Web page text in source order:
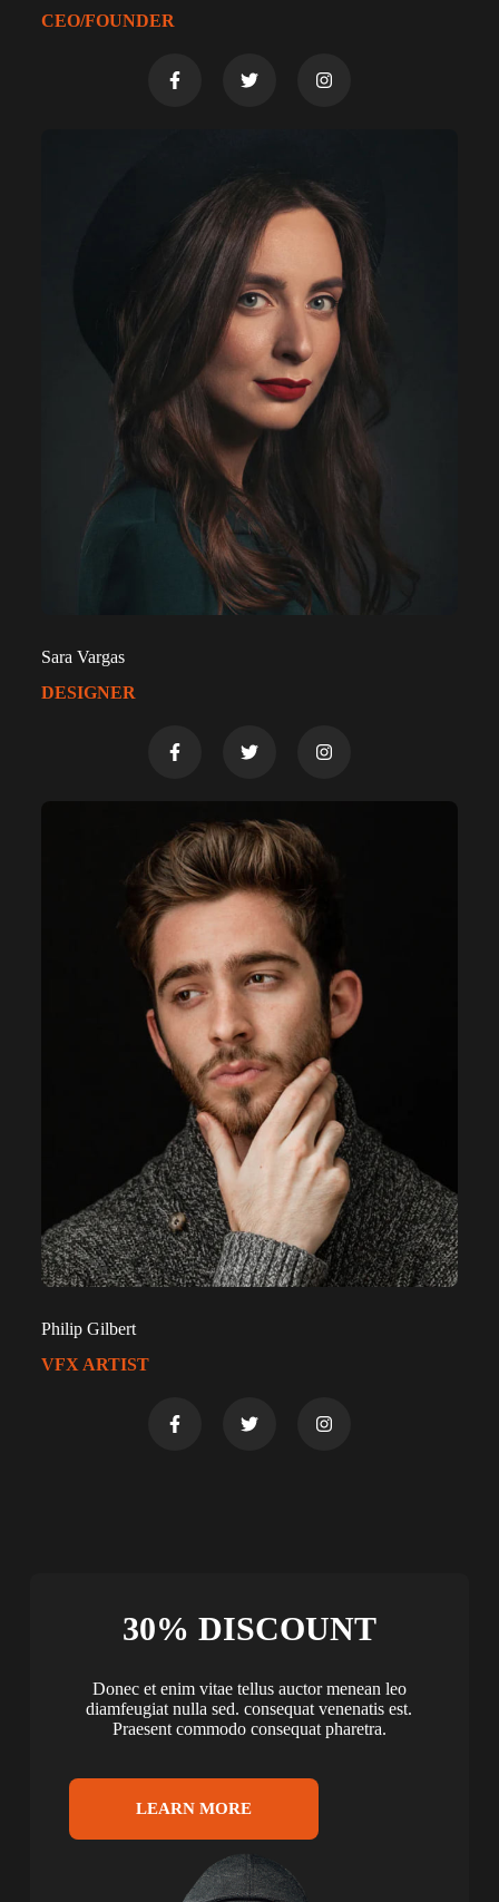
CEO/FOUNDER
Sara Vargas
DESIGNER
Philip Gilbert
VFX ARTIST
30% DISCOUNT
Donec et enim vitae tellus auctor menean leo
diamfeugiat nulla sed. consequat venenatis est.
Praesent commodo consequat pharetra.
LEARN MORE